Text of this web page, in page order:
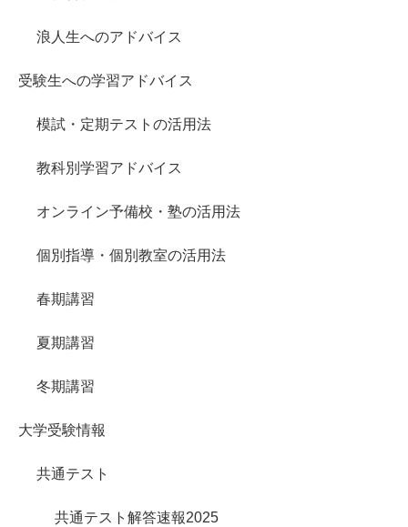
浪人生へのアドバイス
受験生への学習アドバイス
模試・定期テストの活用法
教科別学習アドバイス
オンライン予備校・塾の活用法
個別指導・個別教室の活用法
春期講習
夏期講習
冬期講習
大学受験情報
共通テスト
共通テスト解答速報2025